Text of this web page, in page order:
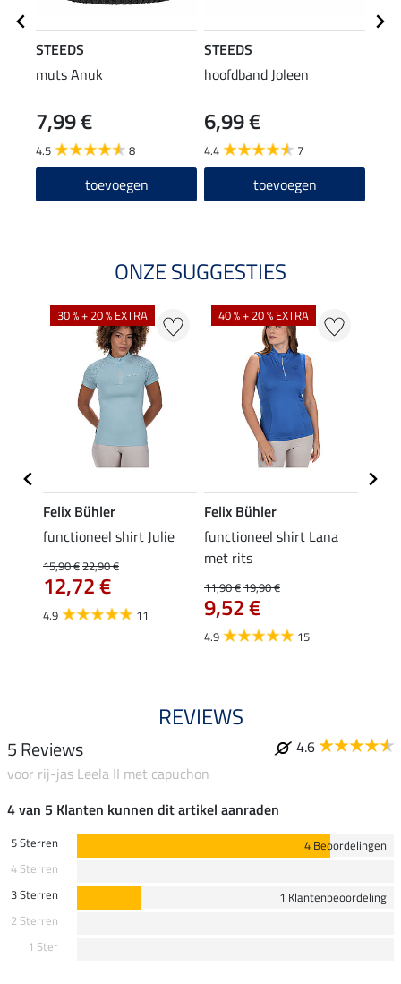
STEEDS
muts Anuk
7,99 €
4.5 8
toevoegen
STEEDS
hoofdband Joleen
6,99 €
4.4 7
toevoegen
ONZE SUGGESTIES
30 % + 20 % EXTRA
Felix Bühler
functioneel shirt Julie
15,90 €22,90 €
12,72 €
4.9 11
40 % + 20 % EXTRA
Felix Bühler
functioneel shirt Lana
met rits
11,90 €19,90 €
9,52 €
4.9 15
REVIEWS
5 Reviews
4.6
voor rij-jas Leela II met capuchon
4 van 5 Klanten kunnen dit artikel aanraden
5 Sterren
4 Beoordelingen
4 Sterren
3 Sterren
1 Klantenbeoordeling
2 Sterren
1 Ster